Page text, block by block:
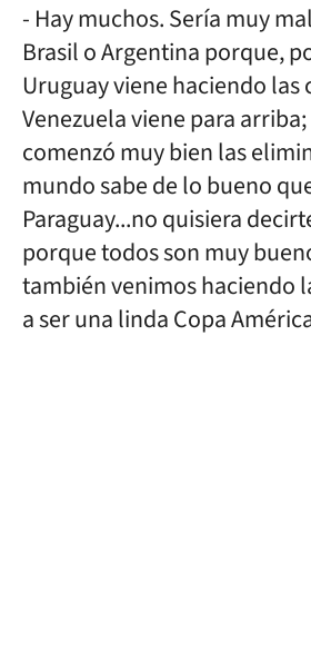
- Hay muchos. Sería muy
Brasil o Argentina porque,
Uruguay viene haciendo las
Venezuela viene para
comenzó muy bien las
mundo sabe de lo bueno
Paraguay...no quisiera
porque todos son muy
también venimos haciendo
a ser una linda Copa